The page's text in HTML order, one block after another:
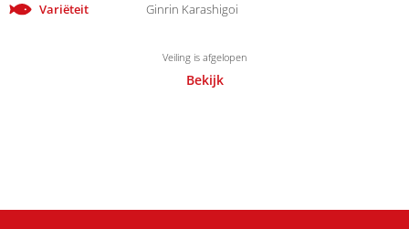
Variëteit
Ginrin Karashigoi
Veiling is afgelopen
Bekijk